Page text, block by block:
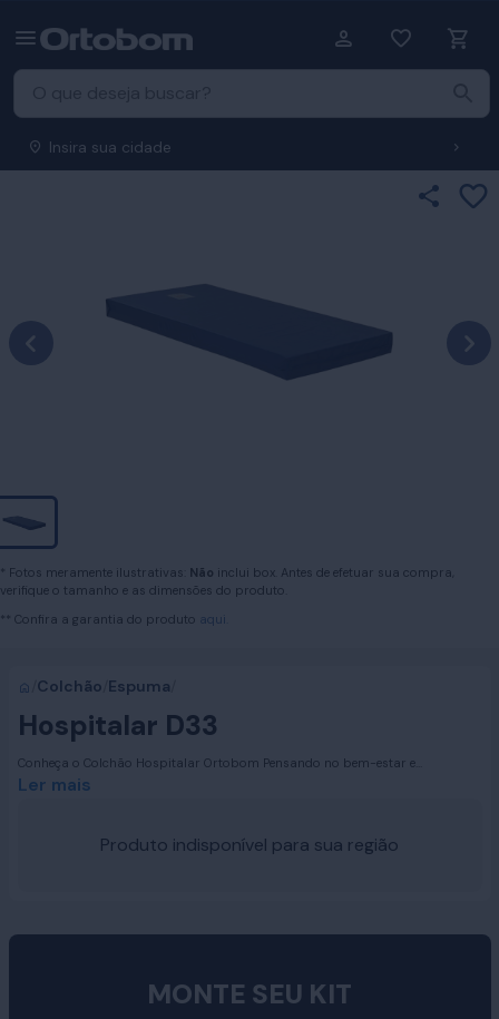
Insira sua cidade
* Fotos meramente ilustrativas: Não inclui box. Antes de efetuar sua compra,
verifique o tamanho e as dimensões do produto.
** Confira a garantia do produto aqui.
Colchão Espuma
Hospitalar D33
Conheça o Colchão Hospitalar Ortobom Pensando no bem-estar e
recuperação de pessoas hospitalizadas, a Ortobom apresenta o Colchão
Ler mais
Produto indisponível para sua região
MONTE SEU KIT